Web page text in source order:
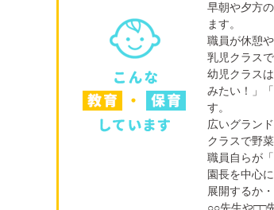
早朝や夕方
ます。
職員が休憩
乳児クラス
幼児クラス
みたい！」
す。
広いグラン
クラスで野
職員自らが
園長を中心
展開するか